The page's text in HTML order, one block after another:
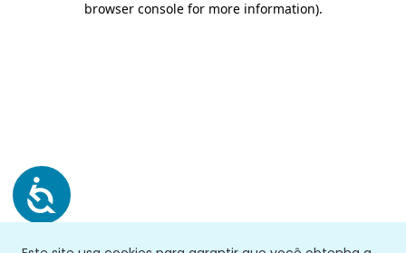
browser console for more information).